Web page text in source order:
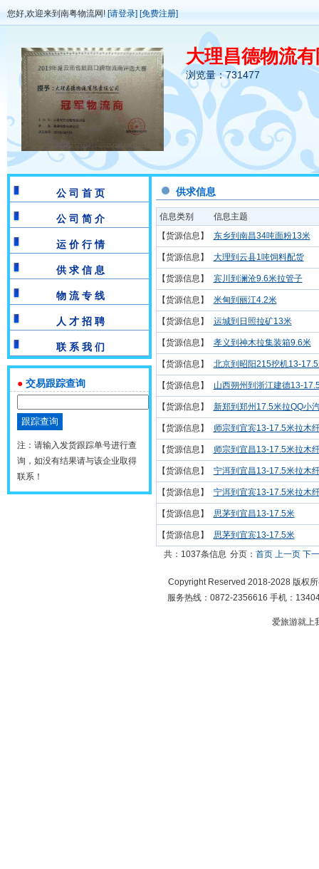
您好,欢迎来到南粤物流网! [请登录] [免费注册]
大理昌德物流
浏览量：731477
公 司 首 页
公 司 简 介
运 价 行 情
供 求 信 息
物 流 专 线
人 才 招 聘
联 系 我 们
● 交易跟踪查询
注：请输入发货跟踪单号进行查
询，如没有结果请与该企业取得
联系！
供求信息
信息类别
信息主题
【货源信息】
东乡到南昌34吨面粉13米
【货源信息】 大理到云县1吨饲料配货
【货源信息】 宾川到澜沧9.6米拉管子
【货源信息】 米甸到丽江4.2米
【货源信息】 运城到日照拉矿13米
【货源信息】 孝义到神木拉集装箱9.6米
【货源信息】 北京到昭阳215挖机13-
【货源信息】 山西朔州到浙江建德13-
【货源信息】 新郑到郑州17.5米拉QQ小
【货源信息】 师宗到宜宾13-17.5米拉木
【货源信息】 师宗到宜昌13-17.5米拉木
【货源信息】 宁洱到宜昌13-17.5米拉木
【货源信息】 宁洱到宜宾13-17.5米拉木
【货源信息】 思茅到宜昌13-17.5米
【货源信息】
思茅到宜宾13-17.5米
共：1037条信息 分页： 首页 上一页 下
Copyright Reserved 2018-2028 版权
服务热线：0872-2356616 手机：
爱旅游就上